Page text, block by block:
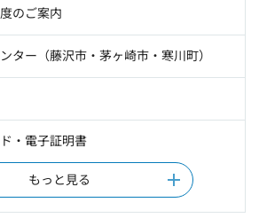
のご案内
ター（藤沢市・茅ヶ崎市・寒川町）
・電子証明書
もっと見る